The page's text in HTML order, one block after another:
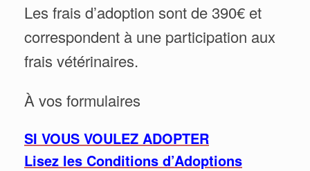
Les frais d’adoption sont de 390€ et
correspondent à une participation aux
frais vétérinaires.
À vos formulaires
SI VOUS VOULEZ ADOPTER
Lisez les Conditions d’Adoptions